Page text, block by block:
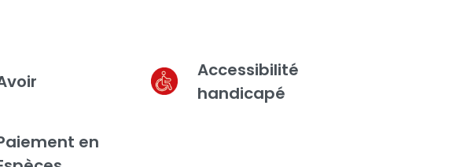
Accessibilité
handicapé
en